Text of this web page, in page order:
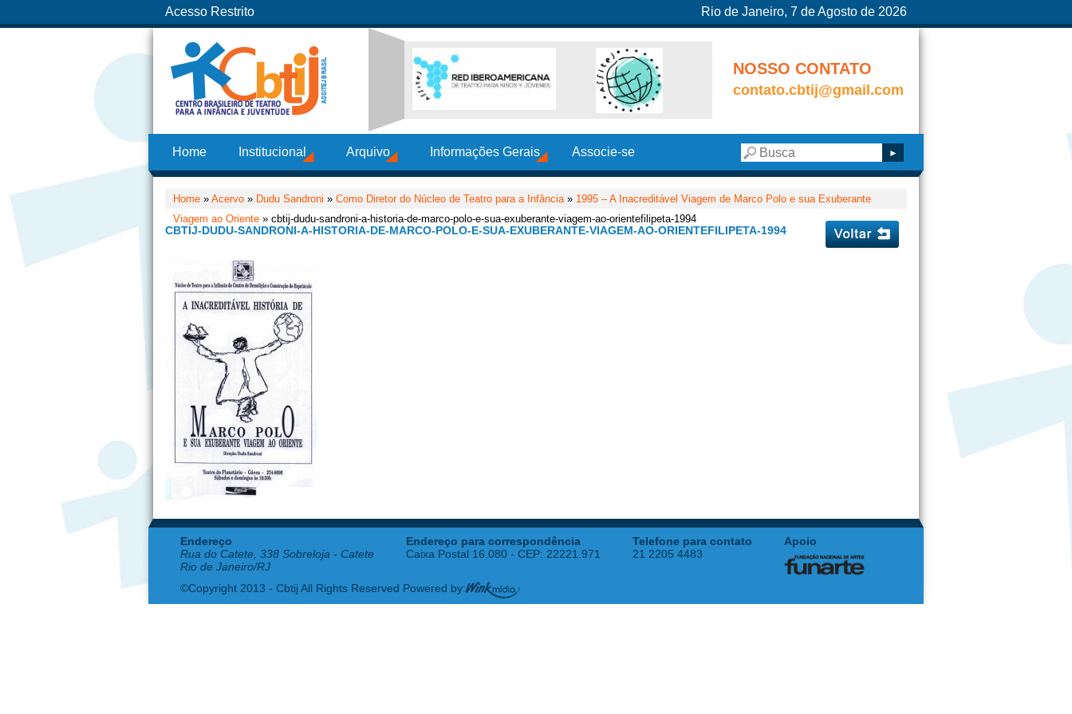
Acesso Restrito Rio de Janeiro, 7 de Agosto de 2026
NOSSO CONTATO
contato.cbtij@gmail.com
Home Institucional Arquivo Informações Gerais Associe-se
Home » Acervo » Dudu Sandroni » Como Diretor do Núcleo de Teatro para a Infância» 1995 – A Inacreditável Viagem de Marco Polo e sua Exuberante
Viagem ao Oriente » cbtij-dudu-sandroni-a-historia-de-marco-polo-e-sua-exuberante-viagem-ao-orientefilipeta-1994
CBTIJ-DUDU-SANDRONI-A-HISTORIA-DE-MARCO-POLO-E-SUA-EXUBERANTE-VIAGEM-AO-ORIENTEFILIPETA-1994
Endereço
Rua do Catete, 338 Sobreloja - Catete
Rio de Janeiro/RJ
Endereço para correspondência
Caixa Postal 16.080 - CEP: 22221.971
Telefone para contato
21 2205 4483
Apoio
©Copyright 2013 - Cbtij All Rights Reserved Powered by: